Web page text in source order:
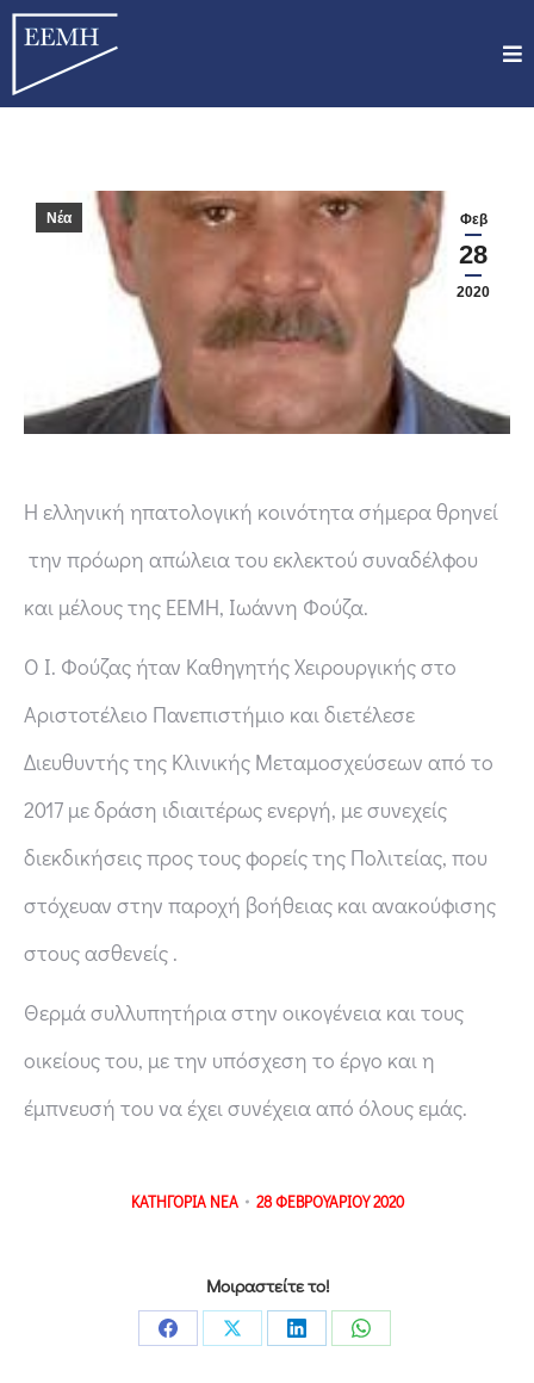
Φεβ
28
2020
Νέα
Η ελληνική ηπατολογική κοινότητα σήμερα θρηνεί
την πρόωρη απώλεια του εκλεκτού συναδέλφου
και μέλους της ΕΕΜΗ, Iωάννη Φούζα.
Ο Ι. Φούζας ήταν Καθηγητής Χειρουργικής στο
Αριστοτέλειο Πανεπιστήμιο και διετέλεσε
Διευθυντής της Κλινικής Μεταμοσχεύσεων από το
2017 με δράση ιδιαιτέρως ενεργή, με συνεχείς
διεκδικήσεις προς τους φορείς της Πολιτείας, που
στόχευαν στην παροχή βοήθειας και ανακούφισης
στους ασθενείς .
Θερμά συλλυπητήρια στην οικογένεια και τους
οικείους του, με την υπόσχεση το έργο και η
έμπνευσή του να έχει συνέχεια από όλους εμάς.
ΚΑΤΗΓΟΡΙΑ ΝΕΑ 28 ΦΕΒΡΟΥΑΡΙΟΥ 2020
Μοιραστείτε το!